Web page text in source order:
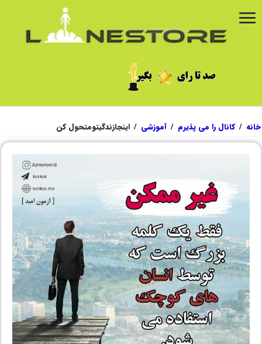
خانه / کانال را می پذیرم / آموزشی / اینجازندگیتومتحول کن